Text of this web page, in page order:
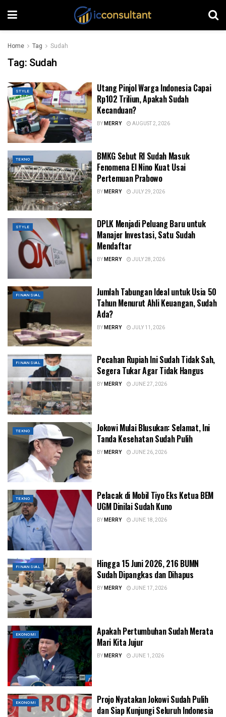
Home Tag Sudah
Tag: Sudah
STYLE
Utang Pinjol Warga Indonesia Capai
Rp102 Triliun, Apakah Sudah
Kecanduan?
BYMERRY AUGUST 2, 2026
TEKNO
BMKG Sebut RI Sudah Masuk
Fenomena El Nino Kuat Usai
Pertemuan Prabowo
BYMERRY JULY 29, 2026
STYLE
DPLK Menjadi Peluang Baru untuk
Manajer Investasi, Satu Sudah
Mendaftar
BYMERRY JULY 28, 2026
FINANSIAL
Jumlah Tabungan Ideal untuk Usia 50
Tahun Menurut Ahli Keuangan, Sudah
Ada?
BYMERRY JULY 11, 2026
FINANSIAL
Pecahan Rupiah Ini Sudah Tidak Sah,
Segera Tukar Agar Tidak Hangus
BYMERRY JUNE 27, 2026
TEKNO
Jokowi Mulai Blusukan: Selamat, Ini
Tanda Kesehatan Sudah Pulih
BYMERRY JUNE 26, 2026
TEKNO
Pelacak di Mobil Tiyo Eks Ketua BEM
UGM Dinilai Sudah Kuno
BYMERRY JUNE 18, 2026
FINANSIAL
Hingga 15 Juni 2026, 216 BUMN
Sudah Dipangkas dan Dihapus
BYMERRY JUNE 17, 2026
EKONOMI
Apakah Pertumbuhan Sudah Merata
Mari Kita Jujur
BYMERRY JUNE 1, 2026
EKONOMI
Projo Nyatakan Jokowi Sudah Pulih
dan Siap Kunjungi Seluruh Indonesia